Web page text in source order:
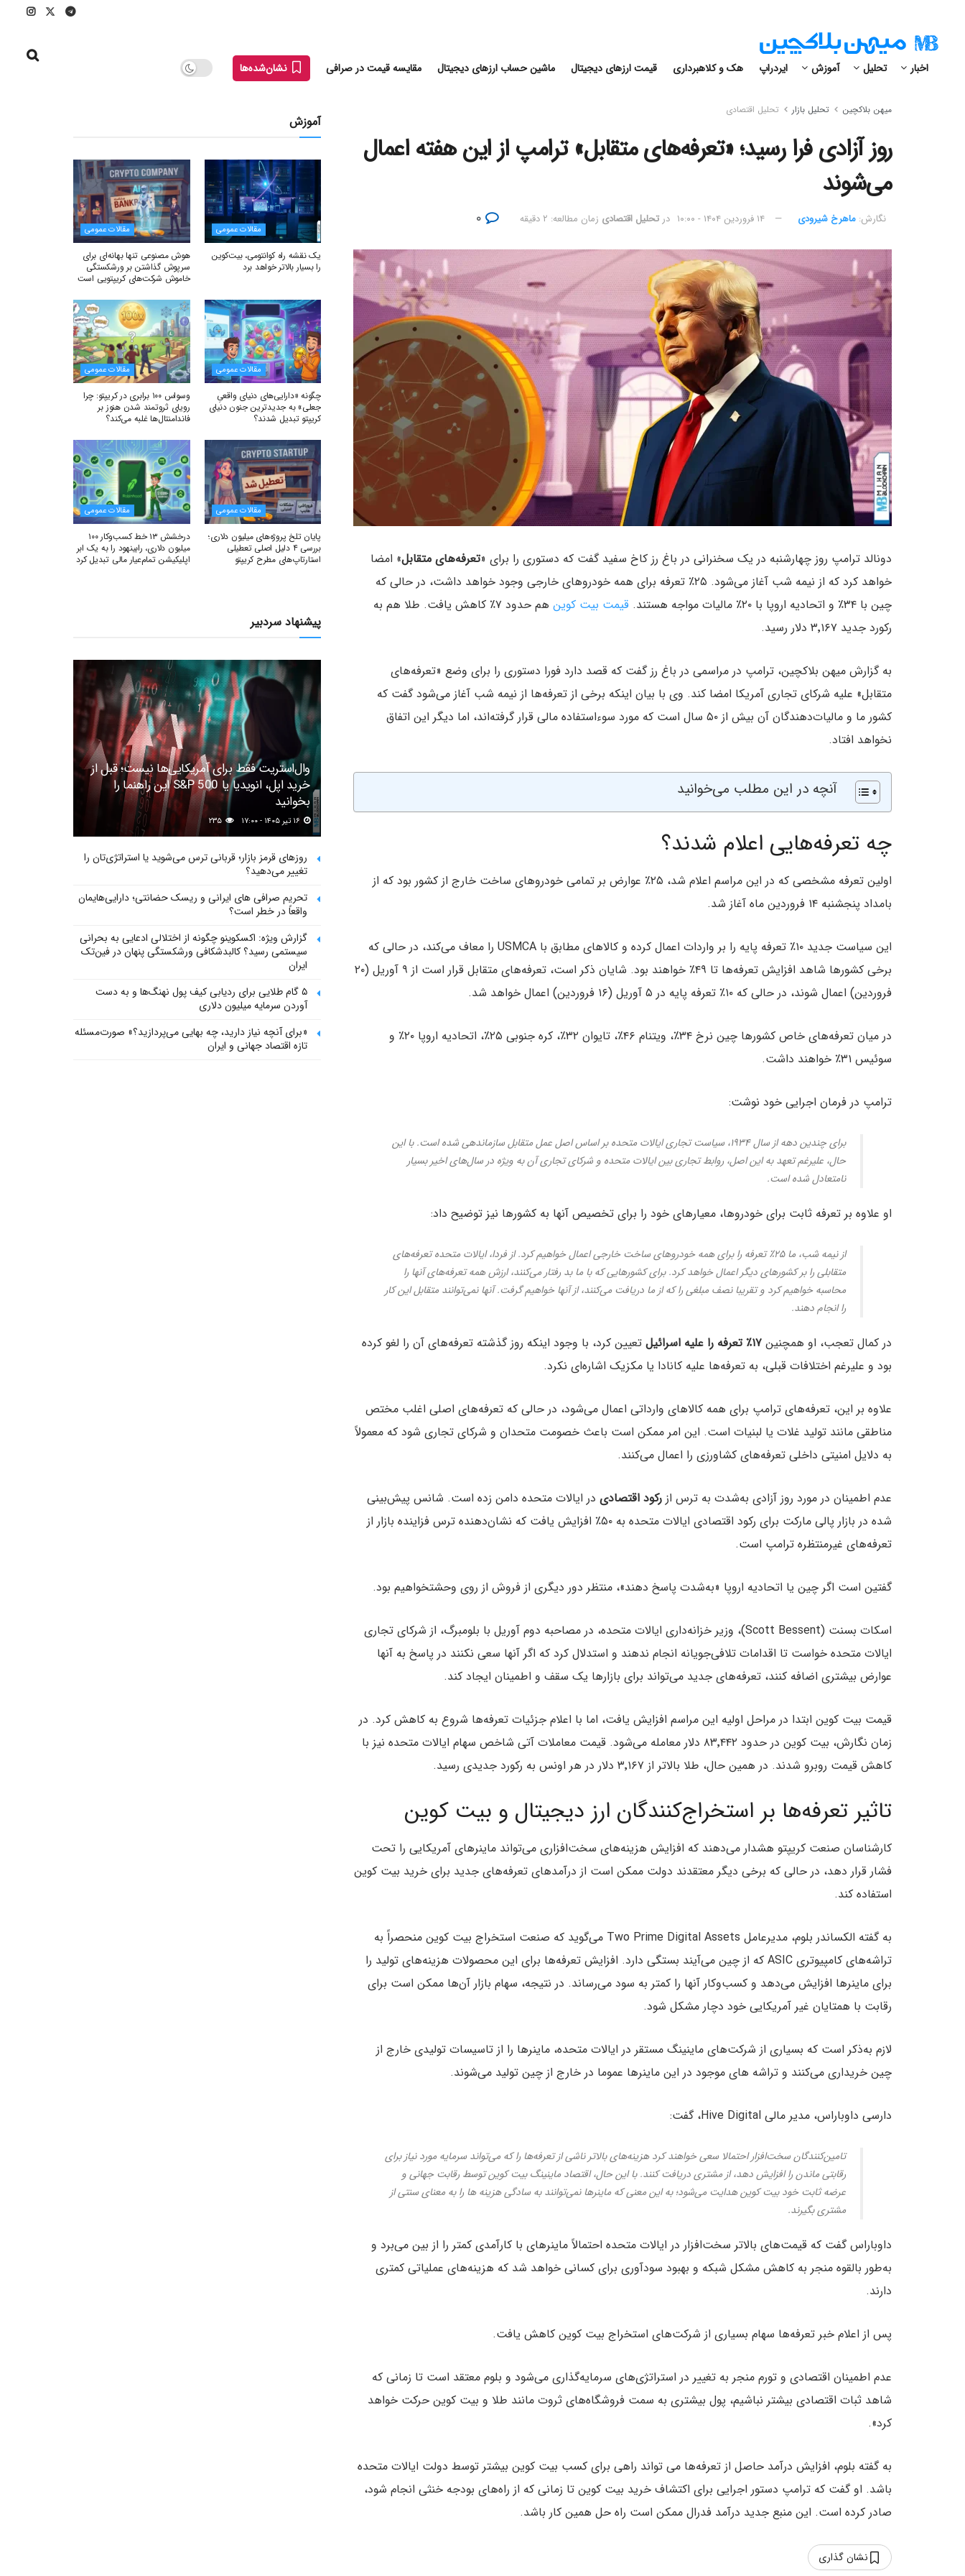
اخبار تحلیل آموزش ایردراپ هک و کلاهبرداری قیمت ارزهای دیجیتال ماشین حساب ارزهای دیجیتال مقایسه قیمت در صرافی نشان‌شده‌ها
میهن بلاکچین تحلیل بازار تحلیل اقتصادی
روز آزادی فرا رسید؛ «تعرفه‌های متقابل» ترامپ از این هفته اعمال
می‌شوند
نگارش:‌ ماهرخ شیرودی ۱۴ فروردین ۱۴۰۴ - ۱۰:۰۰ در تحلیل اقتصادی زمان مطالعه: ۲ دقیقه
دونالد ترامپ روز چهارشنبه در یک سخنرانی در باغ رز کاخ سفید گفت که دستوری را برای «تعرفه‌های متقابل» امضا
خواهد کرد که از نیمه شب آغاز می‌شود. ۲۵٪ تعرفه برای همه خودروهای خارجی وجود خواهد داشت، در حالی که
چین با ۳۴٪ و اتحادیه اروپا با ۲۰٪ مالیات مواجه هستند.
قیمت بیت کوین
هم حدود ۷٪ کاهش یافت. طلا هم به
رکورد جدید ۳٬۱۶۷ دلار رسید.
به گزارش میهن بلاکچین، ترامپ در مراسمی در باغ رز گفت که قصد دارد فورا دستوری را برای وضع «تعرفه‌های
متقابل» علیه شرکای تجاری آمریکا امضا کند. وی با بیان اینکه برخی از تعرفه‌ها از نیمه شب آغاز می‌شود گفت که
کشور ما و مالیات‌دهندگان آن بیش از ۵۰ سال است که مورد سوءاستفاده مالی قرار گرفته‌اند، اما دیگر این اتفاق
نخواهد افتاد.
آنچه در این مطلب می‌خوانید
چه تعرفه‌هایی اعلام شدند؟
اولین تعرفه مشخصی که در این مراسم اعلام شد، ۲۵٪ عوارض بر تمامی خودروهای ساخت خارج از کشور بود که از
بامداد پنجشنبه ۱۴ فروردین ماه آغاز شد.
این سیاست جدید ۱۰٪ تعرفه پایه را بر واردات اعمال کرده و کالاهای مطابق با USMCA را معاف می‌کند، در حالی که
برخی کشورها شاهد افزایش تعرفه‌ها تا ۴۹٪ خواهند بود. شایان ذکر است، تعرفه‌های متقابل قرار است از ۹ آوریل (۲۰
فروردین) اعمال شوند، در حالی که ۱۰٪ تعرفه پایه در ۵ آوریل (۱۶ فروردین) اعمال خواهد شد.
در میان تعرفه‌های خاص کشورها چین نرخ ۳۴٪، ویتنام ۴۶٪، تایوان ۳۲٪، کره جنوبی ۲۵٪، اتحادیه اروپا ۲۰٪ و
سوئیس ۳۱٪ خواهند داشت.
ترامپ در فرمان اجرایی خود نوشت:
برای چندین دهه از سال ۱۹۳۴، سیاست تجاری ایالات متحده بر اساس اصل عمل متقابل سازماندهی شده است. با این
حال، علیرغم تعهد به این اصل، روابط تجاری بین ایالات متحده و شرکای تجاری آن به ویژه در سال‌های اخیر بسیار
نامتعادل شده است.
او علاوه بر تعرفه ثابت برای خودروها، معیارهای خود را برای تخصیص آنها به کشورها نیز توضیح داد:
از نیمه شب، ما ۲۵٪ تعرفه را برای همه خودروهای ساخت خارجی اعمال خواهیم کرد. از فردا، ایالات متحده تعرفه‌های
متقابلی را بر کشورهای دیگر اعمال خواهد کرد. برای کشورهایی که با ما بد رفتار می‌کنند، ارزش همه تعرفه‌‌های آنها را
محاسبه خواهیم کرد و تقریبا نصف مبلغی را که از ما دریافت می‌کنند، از آنها خواهیم گرفت. آنها نمی‌توانند متقابل این کار
را انجام دهند.
در کمال تعجب، او همچنین ۱۷٪ تعرفه را علیه اسرائیل
تعیین کرد، با وجود اینکه روز گذشته تعرفه‌های آن را لغو کرده
بود و علیرغم اختلافات قبلی، به تعرفه‌ها علیه کانادا یا مکزیک اشاره‌ای نکرد.
علاوه بر این، تعرفه‌های ترامپ برای همه کالاهای وارداتی اعمال می‌شود، در حالی که تعرفه‌های اصلی اغلب مختص
مناطقی مانند تولید غلات یا لبنیات است. این امر ممکن است باعث خصومت متحدان و شرکای تجاری شود که معمولاً
به دلایل امنیتی داخلی تعرفه‌های کشاورزی را اعمال می‌کنند.
عدم اطمینان در مورد روز آزادی به‌شدت به ترس از رکود اقتصادی در ایالات متحده دامن زده است. شانس پیش‌بینی
شده در بازار پالی مارکت برای رکود اقتصادی ایالات متحده به ۵۰٪ افزایش یافت که نشان‌دهنده ترس فزاینده بازار از
تعرفه‌های غیرمنتظره ترامپ است.
گفتین است اگر چین یا اتحادیه اروپا «به‌شدت پاسخ دهند»، منتظر دور دیگری از فروش از روی وحشتخواهیم بود.
اسکات بسنت (Scott Bessent)، وزیر خزانه‌داری ایالات متحده، در مصاحبه دوم آوریل با بلومبرگ، از شرکای تجاری
ایالات متحده خواست تا اقدامات تلافی‌جویانه انجام ندهند و استدلال کرد که اگر آنها سعی نکنند در پاسخ به آنها
عوارض بیشتری اضافه کنند، تعرفه‌های جدید می‌تواند برای بازارها یک سقف و اطمینان ایجاد کند.
قیمت بیت کوین ابتدا در مراحل اولیه این مراسم افزایش یافت، اما با اعلام جزئیات تعرفه‌ها شروع به کاهش کرد. در
زمان نگارش، بیت کوین در حدود ۸۳٬۴۴۲ دلار معامله می‌شود. قیمت معاملات آتی شاخص سهام ایالات متحده نیز با
کاهش قیمت روبرو شدند. در همین حال، طلا بالاتر از ۳٬۱۶۷ دلار در هر اونس به رکورد جدیدی رسید.
تاثیر تعرفه‌ها بر استخراج‌کنندگان ارز دیجیتال و بیت کوین
کارشناسان صنعت کریپتو هشدار می‌دهند که افزایش هزینه‌های سخت‌افزاری می‌تواند ماینرهای آمریکایی را تحت
فشار قرار دهد، در حالی که برخی دیگر معتقدند دولت ممکن است از درآمدهای تعرفه‌های جدید برای خرید بیت کوین
استفاده کند.
به گفته الکساندر بلوم، مدیرعامل Two Prime Digital Assets می‌گوید که صنعت استخراج بیت کوین منحصراً به
تراشه‌های کامپیوتری ASIC که از چین می‌آیند بستگی دارد. افزایش تعرفه‌ها برای این محصولات هزینه‌های تولید را
برای ماینرها افزایش می‌دهد و کسب‌وکار آنها را کمتر به سود می‌رساند. در نتیجه، سهام بازار آن‌ها ممکن است برای
رقابت با همتایان غیر آمریکایی خود دچار مشکل شود.
لازم به‌ذکر است که بسیاری از شرکت‌های ماینینگ مستقر در ایالات متحده، ماینرها را از تاسیسات تولیدی خارج از
چین خریداری می‌کنند و تراشه های موجود در این ماینرها عموما در خارج از چین تولید می‌شوند.
دارسی داوباراس، مدیر مالی Hive Digital، گفت:
تامین‌کنندگان سخت‌افزار احتمالا سعی خواهند کرد هزینه‌های بالاتر ناشی از تعرفه‌ها را که می‌تواند سرمایه مورد نیاز برای
رقابتی ماندن را افزایش دهد، از مشتری دریافت کنند. با این حال، اقتصاد ماینینگ بیت کوین توسط رقابت جهانی و
عرضه ثابت خود بیت کوین هدایت می‌شود؛ به این معنی که ماینرها نمی‌توانند به سادگی هزینه ها را به معنای سنتی از
مشتری بگیرند.
داوباراس گفت که قیمت‌های بالاتر سخت‌افزار در ایالات متحده احتمالاً ماینرهای با کارآمدی کمتر را از بین می‌برد و
به‌طور بالقوه منجر به کاهش مشکل شبکه و بهبود سودآوری برای کسانی خواهد شد که هزینه‌های عملیاتی کمتری
دارند.
پس از اعلام خبر تعرفه‌ها سهام بسیاری از شرکت‌های استخراج بیت کوین کاهش یافت.
عدم اطمینان اقتصادی و تورم منجر به تغییر در استراتژی‌های سرمایه‌گذاری می‌شود و بلوم معتقد است تا زمانی که
شاهد ثبات اقتصادی بیشتر نباشیم، پول بیشتری به سمت فروشگاه‌های ثروت مانند طلا و بیت کوین حرکت خواهد
کرد».
به گفته بلوم، افزایش درآمد حاصل از تعرفه‌ها می تواند راهی برای کسب بیت کوین بیشتر توسط دولت ایالات متحده
باشد. او گفت که ترامپ دستور اجرایی برای اکتشاف خرید بیت کوین تا زمانی که از راه‌های بودجه خنثی انجام شود،
صادر کرده است. این منبع جدید درآمد فدرال ممکن است راه حل همین کار باشد.
نشان گذاری
آموزش
مقالات عمومی
یک نقشه راه کوانتومی، بیت‌کوین
را بسیار بالاتر خواهد برد
مقالات عمومی
هوش مصنوعی تنها بهانه‌ای برای
سرپوش گذاشتن بر ورشکستگی
خاموش شرکت‌های کریپتویی است
مقالات عمومی
چگونه «دارایی‌های دنیای واقعیِ
جعلی» به جدیدترین جنون دنیای
کریپتو تبدیل شدند؟
مقالات عمومی
وسواس ۱۰۰ برابری در کریپتو: چرا
رویای ثروتمند شدن هنوز بر
فاندامنتال‌ها غلبه می‌کند؟
مقالات عمومی
پایان تلخ پروژه‌های میلیون دلاری؛
بررسی ۴ دلیل اصلی تعطیلی
استارتاپ‌های مطرح کریپتو
مقالات عمومی
درخشش ۱۳ خط کسب‌وکار ۱۰۰
میلیون دلاری، رابینهود را به یک ابر
اپلیکیشن تمام‌عیار مالی تبدیل کرد
پیشنهاد سردبیر
وال‌استریت فقط برای آمریکایی‌ها نیست؛ قبل از
خرید اپل، انویدیا یا S&P 500 این راهنما را
بخوانید
روزهای قرمز بازار؛ قربانی ترس می‌شوید یا استراتژی‌تان را
تغییر می‌دهید؟
تحریم صرافی های ایرانی و ریسک حضانتی؛ دارایی‌هایمان
واقعاً در خطر است؟
گزارش ویژه: اکسکوینو چگونه از اختلالی ادعایی به بحرانی
سیستمی رسید؟ کالبدشکافی ورشکستگی پنهان در فین‌تک
ایران
۵ گام طلایی برای ردیابی کیف پول‌ نهنگ‌ها و به دست
آوردن سرمایه میلیون دلاری
«برای آنچه نیاز دارید، چه بهایی می‌پردازید؟» صورت‌مسئله
تازه اقتصاد جهانی و ایران